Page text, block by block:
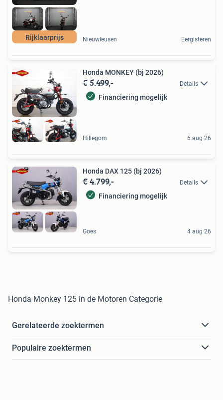
Rijklaarprijs Nieuwleusen Eergisteren
Honda MONKEY (bj 2026)
€ 5.499,- Details
Financiering mogelijk
Hillegom 6 aug 26
Honda DAX 125 (bj 2026)
€ 4.799,- Details
Financiering mogelijk
Goes 4 aug 26
Honda Monkey 125 in de Motoren Categorie
Gerelateerde zoektermen
Populaire zoektermen